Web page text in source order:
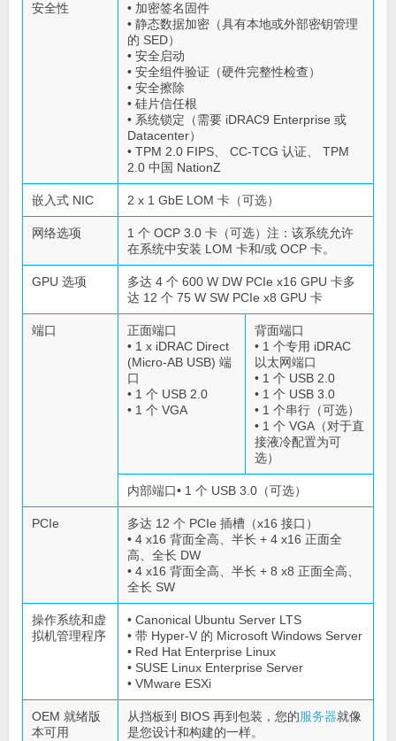
安全性
• 加密签名固件
• 静态数据加密（具有本地或外部密钥管理
的 SED）
• 安全启动
• 安全组件验证（硬件完整性检查）
• 安全擦除
• 硅片信任根
• 系统锁定（需要 iDRAC9 Enterprise 或
Datacenter）
• TPM 2.0 FIPS、 CC-TCG 认证、 TPM
2.0 中国 NationZ
嵌入式 NIC 2 x 1 GbE LOM 卡（可选）
网络选项
1 个 OCP 3.0 卡（可选）注：该系统允许
在系统中安装 LOM 卡和/或 OCP 卡。
GPU 选项
多达 4 个 600 W DW PCIe x16 GPU 卡多
达 12 个 75 W SW PCIe x8 GPU 卡
端口
正面端口
• 1 x iDRAC Direct
(Micro-AB USB) 端
口
• 1 个 USB 2.0
• 1 个 VGA
背面端口
• 1 个专用 iDRAC
以太网端口
• 1 个 USB 2.0
• 1 个 USB 3.0
• 1 个串行（可选）
• 1 个 VGA（对于直
接液冷配置为可
选）
内部端口• 1 个 USB 3.0（可选）
PCIe
多达 12 个 PCIe 插槽（x16 接口）
• 4 x16 背面全高、半长 + 4 x16 正面全
高、全长 DW
• 4 x16 背面全高、半长 + 8 x8 正面全高、
全长 SW
操作系统和虚
拟机管理程序
• Canonical Ubuntu Server LTS
• 带 Hyper-V 的 Microsoft Windows Server
• Red Hat Enterprise Linux
• SUSE Linux Enterprise Server
• VMware ESXi
OEM 就绪版
本可用
从挡板到 BIOS 再到包装，您的服务器就像
是您设计和构建的一样。